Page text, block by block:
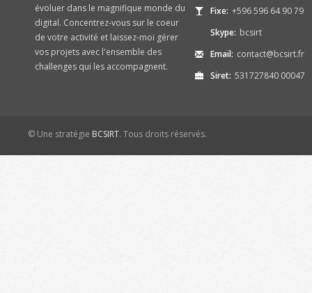
évoluer dans le magnifique monde du
digital. Concentrez-vous sur le coeur
de votre activité et laissez-moi gérer
vos projets avec l'ensemble des
challenges qui les accompagnent.
Fixe: +596 596 64 90 79
Skype: bcsirt
Email: contact@bcsirt.fr
Siret: 531727840 00047
© Une stratégie BCSIRT. Tous droits réservés.